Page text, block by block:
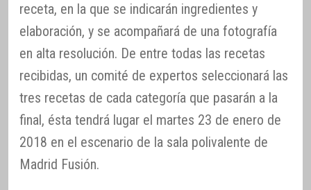
receta, en la que se indicarán ingredientes y
elaboración, y se acompañará de una fotografía
en alta resolución. De entre todas las recetas
recibidas, un comité de expertos seleccionará las
tres recetas de cada categoría que pasarán a la
final, ésta tendrá lugar el martes 23 de enero de
2018 en el escenario de la sala polivalente de
Madrid Fusión.